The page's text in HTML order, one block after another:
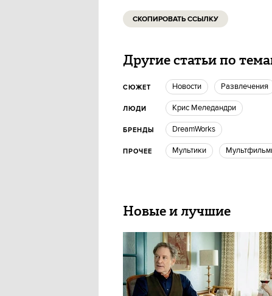
СКОПИРОВАТЬ ССЫЛКУ
Другие статьи по
СЮЖЕТ новости Развлечения
ЛЮДИ Крис Меледандри
БРЕНДЫ DreamWorks
ПРОЧЕЕ мультики
Новые и лучшие